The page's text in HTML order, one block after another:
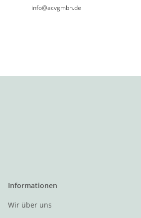
info@acvgmbh.de
Informationen
Wir über uns